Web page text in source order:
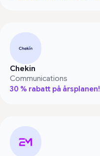
Chekin
Communications
30 % rabatt på årsplanen!